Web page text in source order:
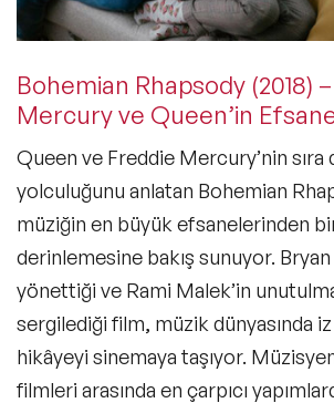
Bohemian Rhapsody (2018)
Mercury ve Queen’in
Queen ve Freddie Mercury’nin sıra
yolculuğunu anlatan Bohemian
müziğin en büyük efsanelerinden
derinlemesine bakış sunuyor. Bryan
yönettiği ve Rami Malek’in
sergilediği film, müzik dünyasında iz
hikâyeyi sinemaya taşıyor.
filmleri arasında en çarpıcı